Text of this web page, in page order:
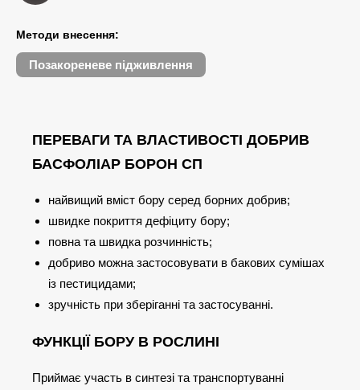
Методи внесення:
Позакореневе підживлення
ПЕРЕВАГИ ТА ВЛАСТИВОСТІ ДОБРИВ
БАСФОЛІАР БОРОН СП
найвищий вміст бору серед борних добрив;
швидке покриття дефіциту бору;
повна та швидка розчинність;
добриво можна застосовувати в бакових сумішах
із пестицидами;
зручність при зберіганні та застосуванні.
ФУНКЦІЇ БОРУ В РОСЛИНІ
Приймає участь в синтезі та транспортуванні